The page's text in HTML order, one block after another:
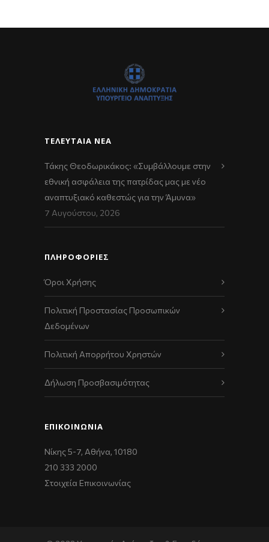
ΤΕΛΕΥΤΑΊΑ ΝΈΑ
Τάκης Θεοδωρικάκος: «Συμβάλλουμε στην
εθνική ασφάλεια της πατρίδας μας με νέο
αναπτυξιακό καθεστώς για την Άμυνα»
7 Αυγούστου, 2026
ΠΛΗΡΟΦΟΡΙΕΣ
Όροι Χρήσης
Πολιτική Προστασίας Προσωπικών
Δεδομένων
Πολιτική Απορρήτου Χρηστών
Δήλωση Προσβασιμότητας
ΕΠΙΚΟΙΝΩΝΊΑ
Νίκης 5-7, Αθήνα, 10180
210 333 2000
Στοιχεία Επικοινωνίας